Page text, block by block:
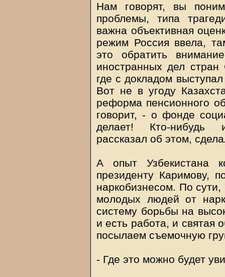
Нам говорят, вы
проблемы, типа
важна объективная
режим Россия ввела,
это обратить
иностранных дел
где с докладом
Вот не в угоду
реформа пенсионного
говорит, - о фонде
делает! Кто-нибудь
рассказал об этом,
А опыт Узбекистана
президенту Каримову,
наркобизнесом. По сути,
молодых людей от
систему борьбы на
и есть работа, и святая
посылаем съемочную
- Где это можно будет